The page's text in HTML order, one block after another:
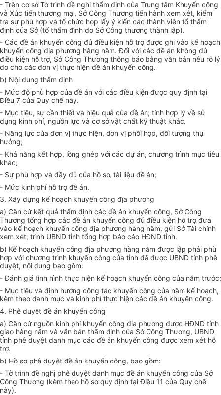
- Trên cơ sở Tờ trình đề nghị thẩm định của Trung tâm Khuyến công
và Xúc tiến thương mại, Sở Công Thương tiến hành xem xét, kiểm
tra sự phù hợp và tổ chức họp lấy ý kiến các thành viên tổ thẩm
định của Sở (tổ thẩm định do Sở Công thương thành lập).
- Các đề án khuyến công đủ điều kiện hỗ trợ được ghi vào kế hoạch
khuyến công địa phương hàng năm. Đối với các đề án không đủ
điều kiện hỗ trợ, Sở Công Thương thông báo bằng văn bản nêu rõ lý
do cho các đơn vị thực hiện đề án khuyến công.
b) Nội dung thẩm định
- Mức độ phù hợp của đề án với các điều kiện được quy định tại
Điều 7 của Quy chế này.
- Mục tiêu, sự cần thiết và hiệu quả của đề án; tính hợp lý về sử
dụng kinh phí, nguồn lực và cơ sở vật chất kỹ thuật khác.
- Năng lực của đơn vị thực hiện, đơn vị phối hợp, đối tượng thụ
hưởng;
- Khả năng kết hợp, lồng ghép với các dự án, chương trình mục tiêu
khác;
- Sự phù hợp và đầy đủ của hồ sơ, tài liệu đề án;
- Mức kinh phí hỗ trợ đề án.
3. Xây dựng kế hoạch khuyến công địa phương
a) Căn cứ kết quả thẩm định các đề án khuyến công, Sở Công
Thương tổng hợp các đề án khuyến công đủ điều kiện hỗ trợ đưa
vào kế hoạch khuyến công địa phương hàng năm, gửi Sở Tài chính
xem xét, trình UBND tỉnh tổng hợp báo cáo HĐND tỉnh.
b) Kế hoạch khuyến công địa phương hàng năm được lập phải phù
hợp với chương trình khuyến công của tỉnh đã được UBND tỉnh phê
duyệt, nội dung bao gồm:
- Đánh giá tình hình thực hiện kế hoạch khuyến công của năm trước;
- Mục tiêu và định hướng công tác khuyến công của năm kế hoạch,
kèm theo danh mục và kinh phí thực hiện các đề án khuyến công.
4. Phê duyệt đề án khuyến công
a) Căn cứ nguồn kinh phí khuyến công địa phương được HĐND tỉnh
giao hàng năm và văn bản thẩm định của Sở Công Thương, UBND
tỉnh phê duyệt danh mục các đề án khuyến công được xem xét hỗ
trợ.
b) Hồ sơ phê duyệt đề án khuyến công, bao gồm:
- Tờ trình đề nghị phê duyệt danh mục đề án khuyến công của Sở
Công Thương (kèm theo hồ sơ quy định tại Điều 11 của Quy chế
này).